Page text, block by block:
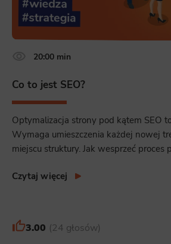
20:00 min
Co to jest SEO?
Optymalizacja strony pod kątem SEO
Wymaga umieszczenia każdej nowej
miejscu struktury. Jak wesprzeć proces
Czytaj więcej
3.00 24 głosów